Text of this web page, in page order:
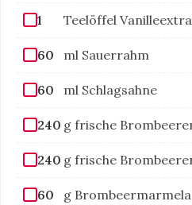
1 Teelöffel
60 ml Sauerrahm
60 ml Schlagsahne
240 g frische
240 g frische
60 g